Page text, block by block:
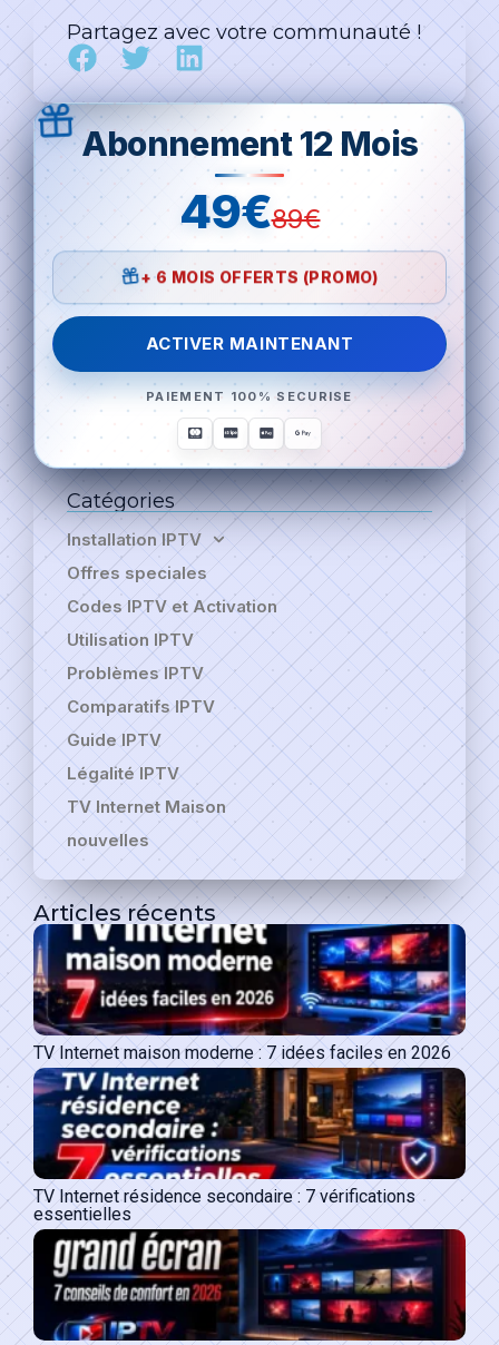
Partagez avec votre communauté !
Abonnement 12 Mois
49€89€
+ 6 MOIS OFFERTS (PROMO)
ACTIVER MAINTENANT
PAIEMENT 100% SECURISE
Catégories
Installation IPTV
Offres speciales
Codes IPTV et Activation
Utilisation IPTV
Problèmes IPTV
Comparatifs IPTV
Guide IPTV
Légalité IPTV
TV Internet Maison
nouvelles
Articles récents
TV Internet maison moderne : 7 idées faciles en 2026
TV Internet résidence secondaire : 7 vérifications
essentielles